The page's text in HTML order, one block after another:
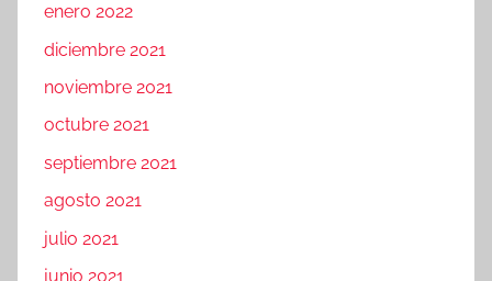
enero 2022
diciembre 2021
noviembre 2021
octubre 2021
septiembre 2021
agosto 2021
julio 2021
junio 2021